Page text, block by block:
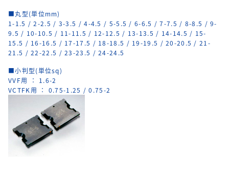
■丸型(単位mm)
1-1.5 / 2-2.5 / 3-3.5 / 4-4.5 / 5-5.5 / 6-6.5 / 7-7.5 / 8-8.5 / 9-
9.5 / 10-10.5 / 11-11.5 / 12-12.5 / 13-13.5 / 14-14.5 / 15-
15.5 / 16-16.5 / 17-17.5 / 18-18.5 / 19-19.5 / 20-20.5 / 21-
21.5 / 22-22.5 / 23-23.5 / 24-24.5
■小判型(単位sq)
VVF用 ： 1.6-2
VCTFK用 ： 0.75-1.25 / 0.75-2